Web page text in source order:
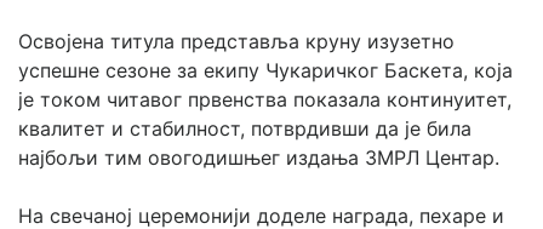
Освојена титула представља круну изузетно
успешне сезоне за екипу Чукаричког Баскета, која
је током читавог првенства показала континуитет,
квалитет и стабилност, потврдивши да је била
најбољи тим овогодишњег издања 3МРЛ Центар.
На свечаној церемонији доделе награда, пехаре и